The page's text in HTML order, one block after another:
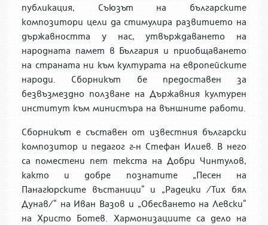
публикация, Съюзът на българските
композитори цели да стимулира развитието на
държавността у нас, утвърждаването на
народната памет в България и приобщаването
на страната ни към културата на европейските
народи. Сборникът бе предоставен за
безвъзмездно ползване на Държавния културен
институт към министъра на външните работи.
Сборникът е съставен от известния български
композитор и педагог г-н Стефан Илиев. В него
са поместени пет текста на Добри Чинтулов,
както и добре познатите „Песен на
Панагюрските въстаници“ и „Радецки /Тих бял
Дунав/“ на Иван Вазов и „Обесването на Левски“
на Христо Ботев. Хармонизациите са дело на